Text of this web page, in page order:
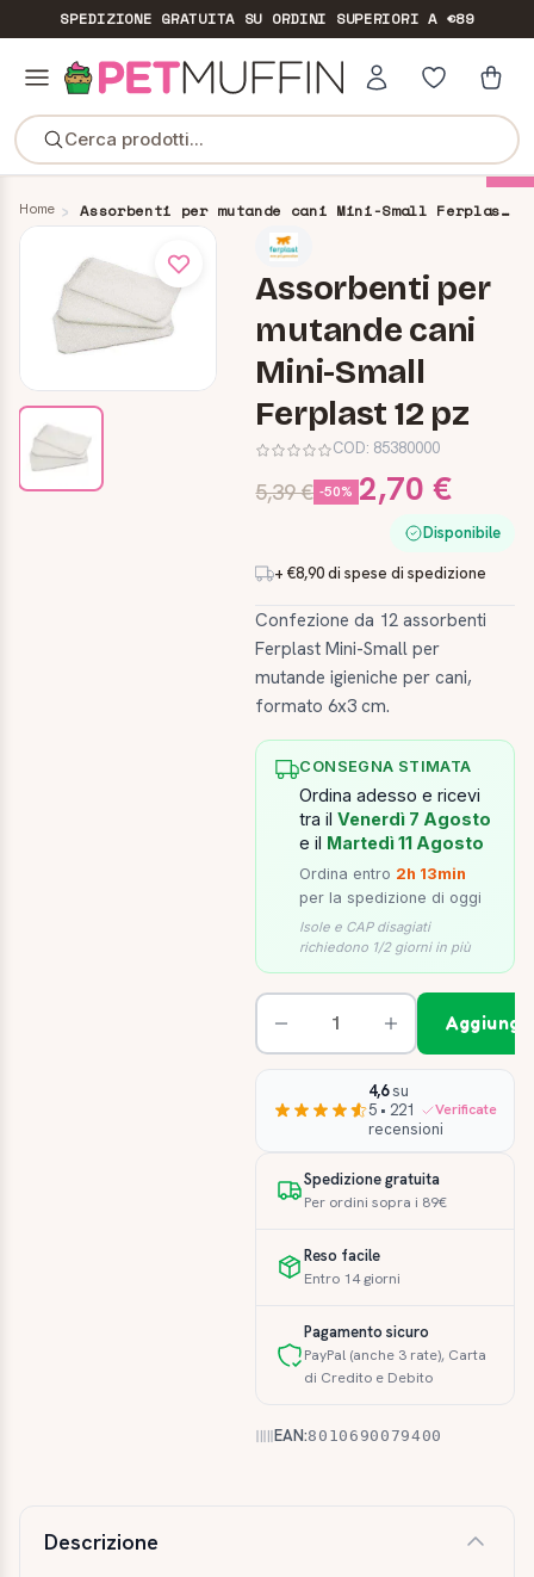
SPEDIZIONE GRATUITASU ORDINI SUPERIORI A €89
Cerca prodotti...
Home Assorbenti per mutande cani Mini-Small Ferplast 12 pz
Assorbenti per
mutande cani
Mini-Small
Ferplast 12 pz
COD: 85380000
5,39 € -50% 2,70 €
Disponibile
+ €8,90 di spese di spedizione
Confezione da 12 assorbenti
Ferplast Mini-Small per
mutande igieniche per cani,
formato 6x3 cm.
CONSEGNA STIMATA
Ordina adesso e ricevi
tra ilVenerdì 7 Agosto
e il Martedì 11 Agosto
Ordina entro 2h 13min
per la spedizione di oggi
Isole e CAP disagiati
richiedono 1/2 giorni in più
4,6su
5 • 221
recensioni
Verificate
Spedizione gratuita
Per ordini sopra i 89€
Reso facile
Entro 14 giorni
Pagamento sicuro
PayPal (anche 3 rate), Carta
di Credito e Debito
EAN:8010690079400
Descrizione
-70%